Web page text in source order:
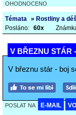
OHODNOCENO
Témata » Rostliny a
Posláno: 60x
V BŘEZNU STÁR
V březnu stár - boj
POSLAT NA E-MAIL